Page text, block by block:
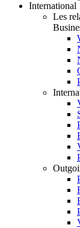
International
Les